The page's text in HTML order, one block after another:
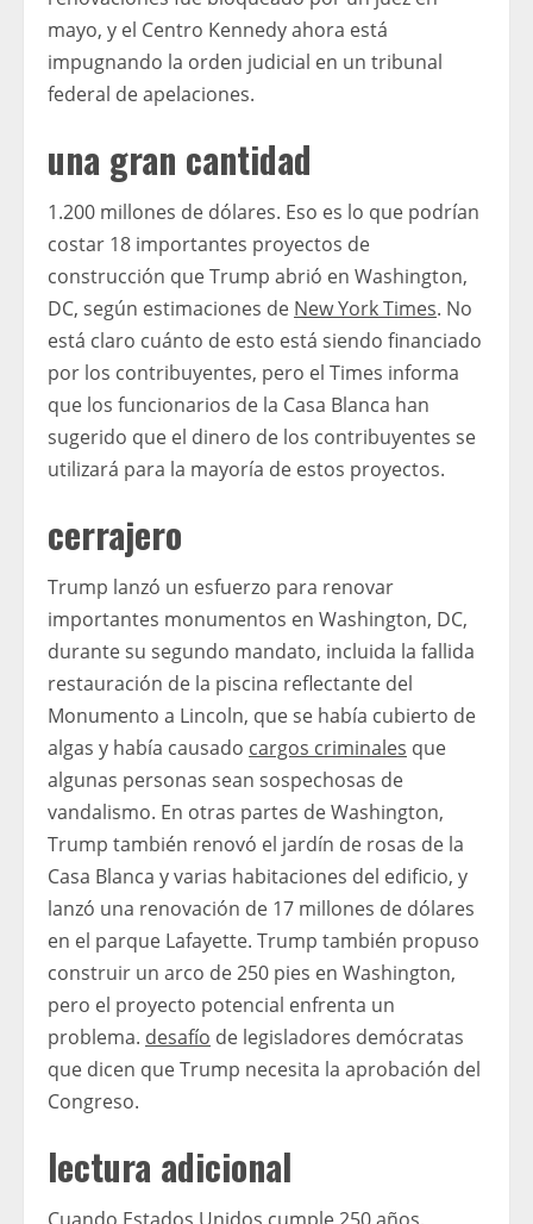
mayo, y el Centro Kennedy ahora está
impugnando la orden judicial en un tribunal
federal de apelaciones.
una gran cantidad
1.200 millones de dólares. Eso es lo que podrían
costar 18 importantes proyectos de
construcción que Trump abrió en Washington,
DC, según estimaciones de New York Times. No
está claro cuánto de esto está siendo financiado
por los contribuyentes, pero el Times informa
que los funcionarios de la Casa Blanca han
sugerido que el dinero de los contribuyentes se
utilizará para la mayoría de estos proyectos.
cerrajero
Trump lanzó un esfuerzo para renovar
importantes monumentos en Washington, DC,
durante su segundo mandato, incluida la fallida
restauración de la piscina reflectante del
Monumento a Lincoln, que se había cubierto de
algas y había causado cargos criminales que
algunas personas sean sospechosas de
vandalismo. En otras partes de Washington,
Trump también renovó el jardín de rosas de la
Casa Blanca y varias habitaciones del edificio, y
lanzó una renovación de 17 millones de dólares
en el parque Lafayette. Trump también propuso
construir un arco de 250 pies en Washington,
pero el proyecto potencial enfrenta un
problema. desafío de legisladores demócratas
que dicen que Trump necesita la aprobación del
Congreso.
lectura adicional